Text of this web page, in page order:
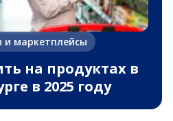
и маркетплейсы
на продуктах в
в 2025 году